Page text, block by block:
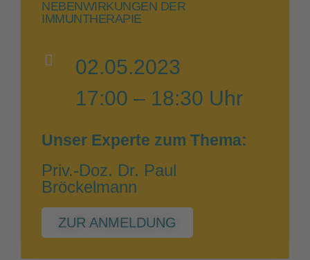
NEBENWIRKUNGEN DER
IMMUNTHERAPIE
02.05.2023
17:00 – 18:30 Uhr
Unser Experte zum Thema:
Priv.-Doz. Dr. Paul
Bröckelmann
ZUR ANMELDUNG